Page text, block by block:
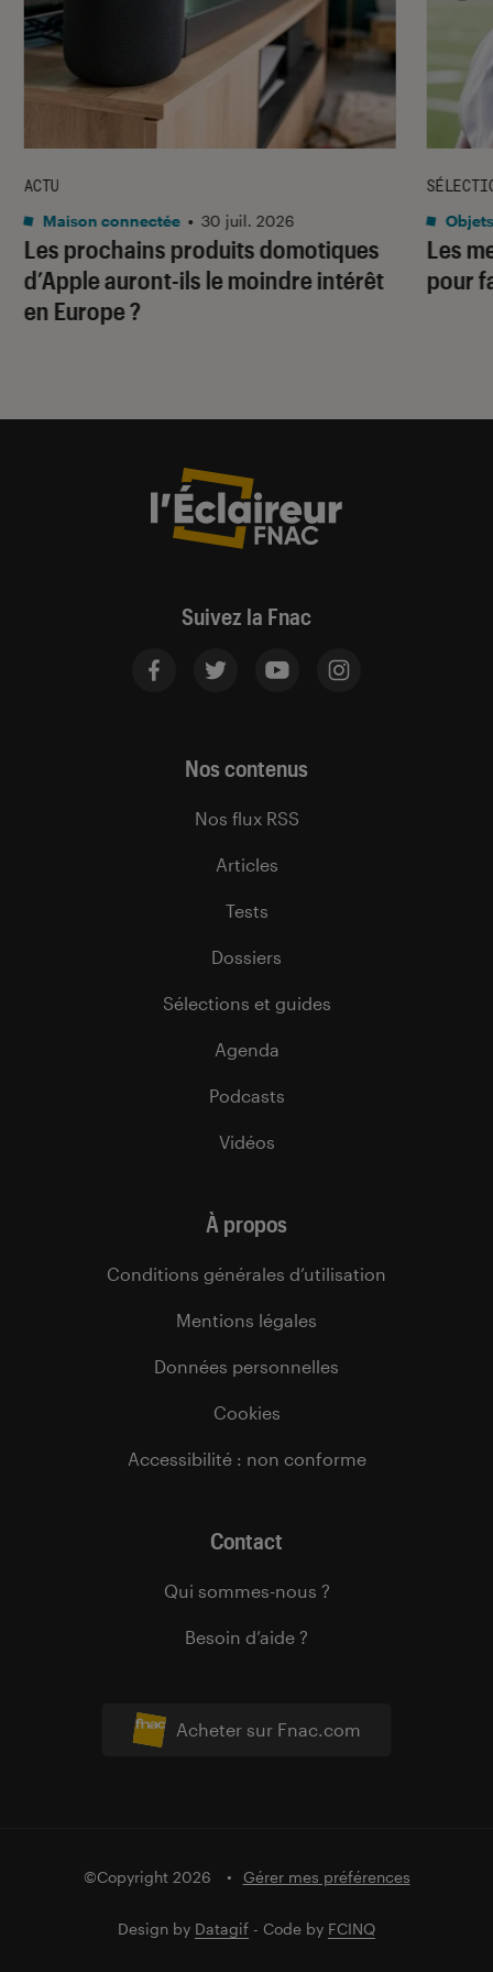
Les prochains produits domotiques
d’Apple auront-ils le moindre intérêt
en Europe ?
ACTU
Maison connectée • 30 juil. 2026
Les
pour
Suivez la Fnac
Acheter sur Fnac.com
Nos contenus
Nos flux RSS
Articles
Tests
Dossiers
Sélections et guides
Agenda
Podcasts
Vidéos
À propos
Conditions générales d’utilisation
Mentions légales
Données personnelles
Cookies
Accessibilité : non conforme
Contact
Qui sommes-nous ?
Besoin d’aide ?
©Copyright 2026 Gérer mes préférences
Design by Datagif - Code by FCINQ